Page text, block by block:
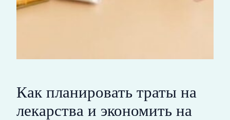
Как планировать траты на
лекарства и экономить на